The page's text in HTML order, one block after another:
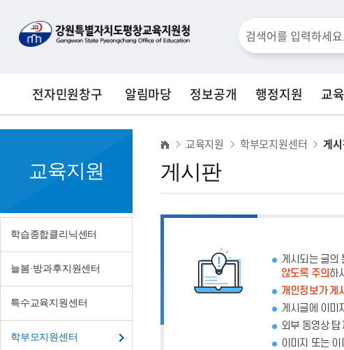
검
전자민원창구 알림마당 정보공개 행정지원 교
교육지원
학습종합클리닉센터
늘봄·방과후지원센터
특수교육지원센터
학부모지원센터
시
판
교육지원 학부모지원센터 게
게시판
게시되는 글의
않도록 주의하
개인정보가 게
게시글에 이미
외부 동영상
이미지 또는